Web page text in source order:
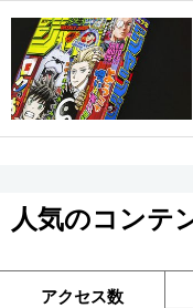
人気のコンテ
アクセス数